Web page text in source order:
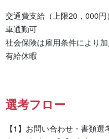
交通費支給（上限20，000円）
車通勤可
社会保険は雇用条件により
有給休暇
選考フロー
【1】お問い合わせ・書類